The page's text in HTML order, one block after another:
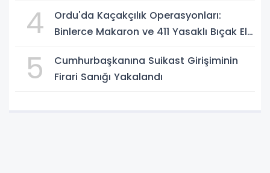
4
Ordu'da Kaçakçılık Operasyonları:
Binlerce Makaron ve 411 Yasaklı Bıçak Ele
5
Cumhurbaşkanına Suikast Girişiminin
Firari Sanığı Yakalandı